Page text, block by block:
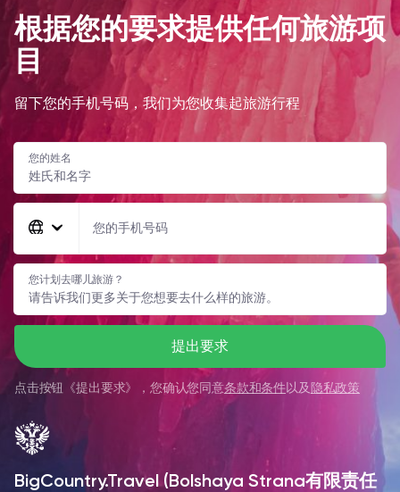
根据您的要求提供任何旅游项
目
留下您的手机号码，我们为您收集起旅游行程
您的姓名
您的手机号码
您计划去哪儿旅游？
提出要求
点击按钮《提出要求》，您确认您同意条款和条件以及 隐私政策
BigCountry.Travel (Bolshaya Strana有限责任